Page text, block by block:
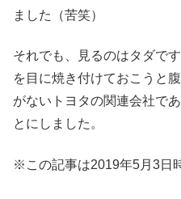
ました（苦笑）
それでも、見るのはタダで
を目に焼き付けておこうと
がないトヨタの関連会社で
とにしました。
※この記事は2019年5月3日